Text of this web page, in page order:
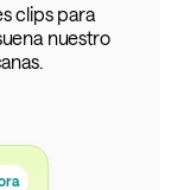
clips para
nuestro